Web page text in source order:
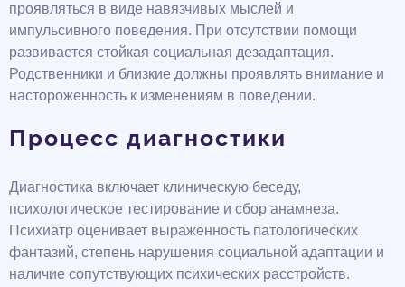
проявляться в виде навязчивых мыслей и
импульсивного поведения. При отсутствии помощи
развивается стойкая социальная дезадаптация.
Родственники и близкие должны проявлять внимание и
настороженность к изменениям в поведении.
Процесс диагностики
Диагностика включает клиническую беседу,
психологическое тестирование и сбор анамнеза.
Психиатр оценивает выраженность патологических
фантазий, степень нарушения социальной адаптации и
наличие сопутствующих психических расстройств.